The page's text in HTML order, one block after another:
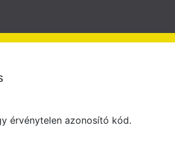
érvénytelen azonosító kód.